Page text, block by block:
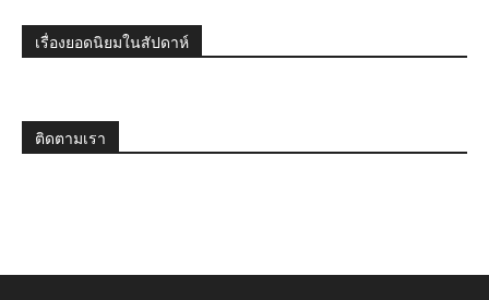
เรื่องยอดนิยมในสัปดาห์
ติดตามเรา